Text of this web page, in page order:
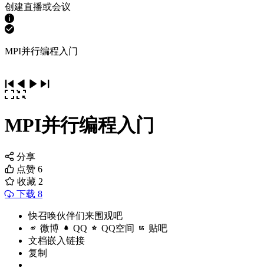
创建直播或会议
MPI并行编程入门
MPI并行编程入门
分享
点赞 6
收藏 2
下载 8
快召唤伙伴们来围观吧
微博 QQ QQ空间 贴吧
文档嵌入链接
复制